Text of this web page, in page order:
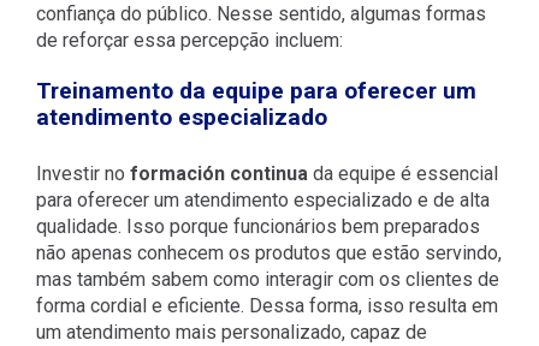
confiança do público. Nesse sentido, algumas formas
de reforçar essa percepção incluem:
Treinamento da equipe para oferecer um
atendimento especializado
Investir no formación continuada equipe é essencial
para oferecer um atendimento especializado e de alta
qualidade. Isso porque funcionários bem preparados
não apenas conhecem os produtos que estão servindo,
mas também sabem como interagir com os clientes de
forma cordial e eficiente. Dessa forma, isso resulta em
um atendimento mais personalizado, capaz de